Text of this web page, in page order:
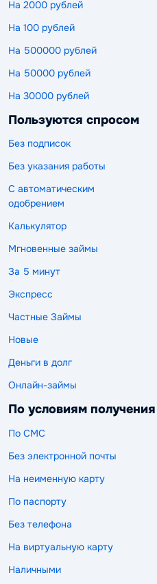
На 2000 рублей
На 100 рублей
На 500000 рублей
На 50000 рублей
На 30000 рублей
Пользуются спросом
Без подписок
Без указания работы
С автоматическим
одобрением
Калькулятор
Мгновенные займы
За 5 минут
Экспресс
Частные Займы
Новые
Деньги в долг
Онлайн-займы
По условиям получения
По СМС
Без электронной почты
На неименную карту
По паспорту
Без телефона
На виртуальную карту
Наличными